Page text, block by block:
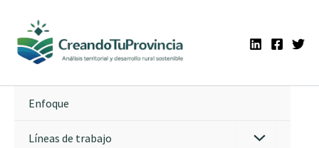
contenido
Enfoque
Líneas de trabajo